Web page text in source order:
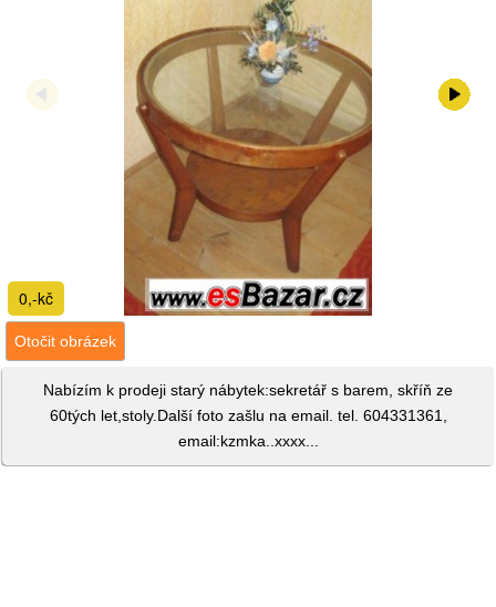
0,-kč
Otočit obrázek
Nabízím k prodeji starý nábytek:sekretář s barem, skříň ze
60tých let,stoly.Další foto zašlu na email. tel. 604331361,
email:kzmka..xxxx...